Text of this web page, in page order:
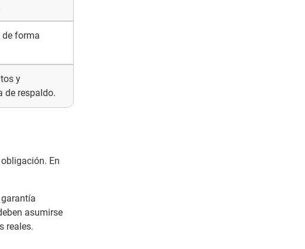
de forma
y
de respaldo.
En
asumirse
reales.